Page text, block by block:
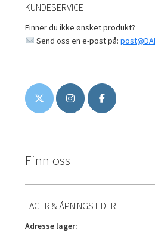
KUNDESERVICE
Finner du ikke ønsket produkt?
Send oss en e-post på:
Finn oss
LAGER & ÅPNINGSTIDER
Adresse lager: